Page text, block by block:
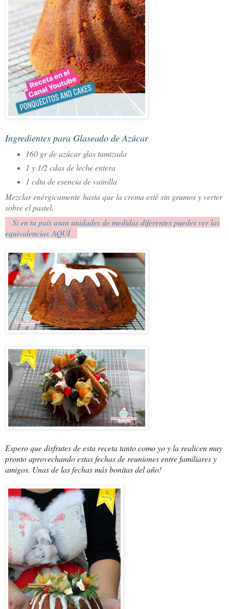
Ingredientes para Glaseado de Azúcar
160 gr de azúcar glas tamizada
1 y 1/2 cdas de leche entera
1 cdta de esencia de vainilla
Mezclar enérgicamente hasta que la crema esté sin grumos y verter
sobre el pastel.
Si en tu país usan unidades de medidas diferentes puedes ver las
equivalencias AQUÍ
Espero que disfrutes de esta receta tanto como yo y la realicen muy
pronto aprovechando estas fechas de reuniones entre familiares y
amigos. Unas de las fechas más bonitas del año!